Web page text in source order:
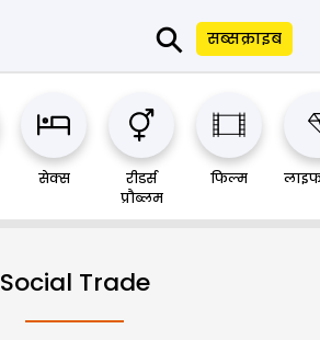
⚲ सब्सक्राइब
सेक्स
रीडर्स
प्रौब्लम
फिल्म
Social Trade